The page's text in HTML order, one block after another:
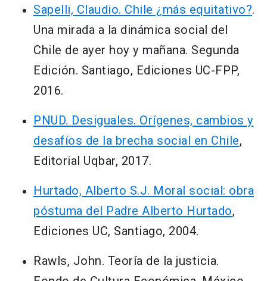
Sapelli, Claudio. Chile ¿más equitativo?.
Una mirada a la dinámica social del
Chile de ayer hoy y mañana. Segunda
Edición. Santiago, Ediciones UC-FPP,
2016.
PNUD. Desiguales. Orígenes, cambios y
desafíos de la brecha social en Chile,
Editorial Uqbar, 2017.
Hurtado, Alberto S.J. Moral social: obra
póstuma del Padre Alberto Hurtado,
Ediciones UC, Santiago, 2004.
Rawls, John. Teoría de la justicia.